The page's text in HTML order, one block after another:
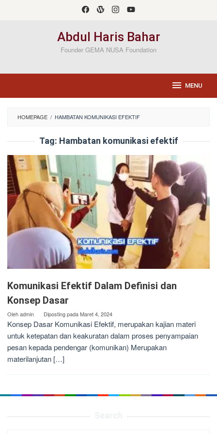
Abdul Haris Bahar
Founder GEMA NUSA Foundation
MENU
HOMEPAGE / HAMBATAN KOMUNIKASI EFEKTIF
Tag: Hambatan komunikasi efektif
Komunikasi Efektif Dalam Definisi dan
Konsep Dasar
Olehadmin Diposting padaMaret 4, 2024
Konsep Dasar Komunikasi Efektif, merupakan kajian materi
untuk ketepatan dan keakuratan dalam proses penyampaian
pesan kepada pendengar (komunikan) Merupakan
materilanjutan […]